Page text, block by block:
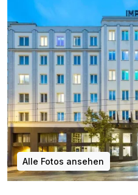
Alle Fotos ansehen